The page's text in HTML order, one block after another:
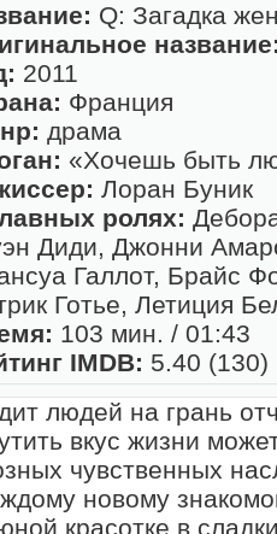
Q: Загадка
2011
Франция
драма
«Хочешь быть
Лоран Буник
ролях:
Диди, Джонни
Галлот, Брайс
Готье, Летиция
103 мин. / 01:43
IMDB: 5.40 (130)
людей на грань
вкус жизни
чувственных
новому
красотке в